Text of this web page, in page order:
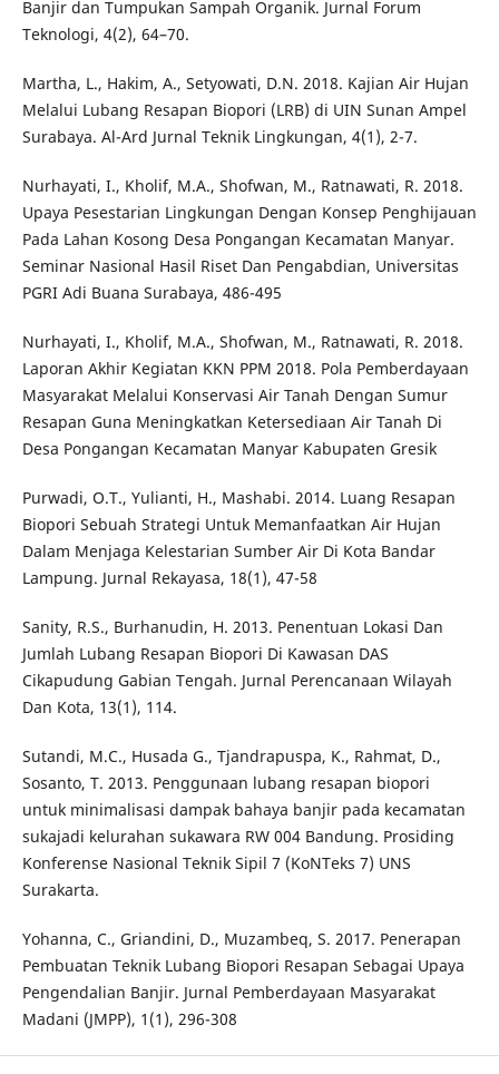
Banjir dan Tumpukan Sampah Organik. Jurnal Forum
Teknologi, 4(2), 64–70.
Martha, L., Hakim, A., Setyowati, D.N. 2018. Kajian Air Hujan
Melalui Lubang Resapan Biopori (LRB) di UIN Sunan Ampel
Surabaya. Al-Ard Jurnal Teknik Lingkungan, 4(1), 2-7.
Nurhayati, I., Kholif, M.A., Shofwan, M., Ratnawati, R. 2018.
Upaya Pesestarian Lingkungan Dengan Konsep Penghijauan
Pada Lahan Kosong Desa Pongangan Kecamatan Manyar.
Seminar Nasional Hasil Riset Dan Pengabdian, Universitas
PGRI Adi Buana Surabaya, 486-495
Nurhayati, I., Kholif, M.A., Shofwan, M., Ratnawati, R. 2018.
Laporan Akhir Kegiatan KKN PPM 2018. Pola Pemberdayaan
Masyarakat Melalui Konservasi Air Tanah Dengan Sumur
Resapan Guna Meningkatkan Ketersediaan Air Tanah Di
Desa Pongangan Kecamatan Manyar Kabupaten Gresik
Purwadi, O.T., Yulianti, H., Mashabi. 2014. Luang Resapan
Biopori Sebuah Strategi Untuk Memanfaatkan Air Hujan
Dalam Menjaga Kelestarian Sumber Air Di Kota Bandar
Lampung. Jurnal Rekayasa, 18(1), 47-58
Sanity, R.S., Burhanudin, H. 2013. Penentuan Lokasi Dan
Jumlah Lubang Resapan Biopori Di Kawasan DAS
Cikapudung Gabian Tengah. Jurnal Perencanaan Wilayah
Dan Kota, 13(1), 114.
Sutandi, M.C., Husada G., Tjandrapuspa, K., Rahmat, D.,
Sosanto, T. 2013. Penggunaan lubang resapan biopori
untuk minimalisasi dampak bahaya banjir pada kecamatan
sukajadi kelurahan sukawara RW 004 Bandung. Prosiding
Konferense Nasional Teknik Sipil 7 (KoNTeks 7) UNS
Surakarta.
Yohanna, C., Griandini, D., Muzambeq, S. 2017. Penerapan
Pembuatan Teknik Lubang Biopori Resapan Sebagai Upaya
Pengendalian Banjir. Jurnal Pemberdayaan Masyarakat
Madani (JMPP), 1(1), 296-308